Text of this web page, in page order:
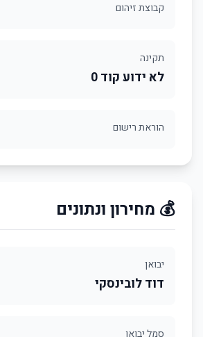
קבוצת זיהום
תקינה
לא ידוע קוד 0
הוראת רישום
💰 מחירון ונתונים
יבואן
דוד לובינסקי
סמל יבואן